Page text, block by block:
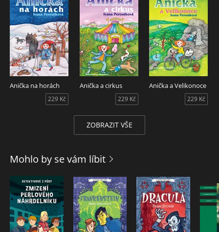
Anička na horách
229 Kč
Anička a cirkus
229 Kč
Anička a Velikonoce
229 Kč
ZOBRAZIT VŠE
Mohlo by se vám líbit